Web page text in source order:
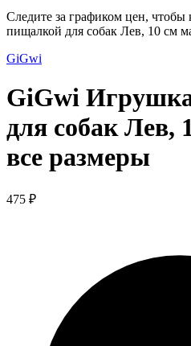
Следите за графиком цен,
пищалкой для собак Лев, 10 см
GiGwi
GiGwi
для собак Лев,
все размеры
475 ₽